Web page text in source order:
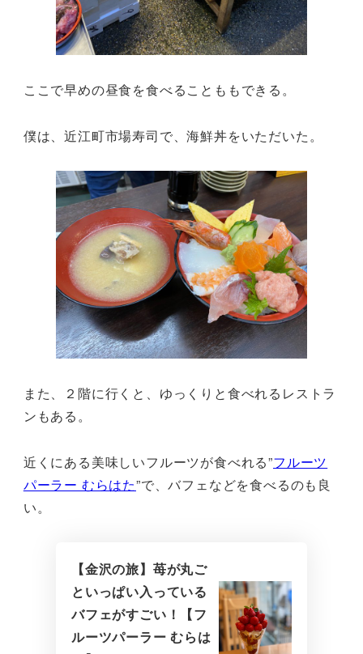
ここで早めの昼食を食べることももできる。
僕は、近江町市場寿司で、海鮮丼をいただいた。
また、２階に行くと、ゆっくりと食べれるレストラ
ンもある。
近くにある美味しいフルーツが食べれる”フルーツ
パーラー むらはた”で、バフェなどを食べるのも良
い。
【金沢の旅】苺が丸ご
といっぱい入っている
バフェがすごい！【フ
ルーツパーラー むらは